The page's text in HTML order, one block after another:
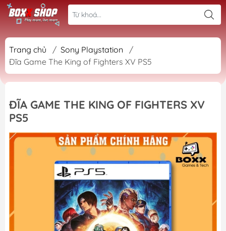
Trang chủ / Sony Playstation
/
Đĩa Game The King of Fighters XV PS5
ĐĨA GAME THE KING OF FIGHTERS XV
PS5